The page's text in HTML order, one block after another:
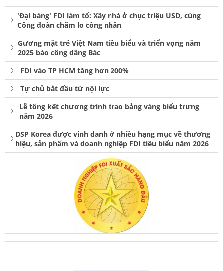
'Đại bàng' FDI làm tổ: Xây nhà ở chục triệu USD, cùng
Công đoàn chăm lo công nhân
Gương mặt trẻ Việt Nam tiêu biểu và triển vọng năm
2025 báo công dâng Bác
FDI vào TP HCM tăng hơn 200%
Tự chủ bắt đầu từ nội lực
Lễ tổng kết chương trình trao bảng vàng biểu trưng
năm 2026
DSP Korea được vinh danh ở nhiều hạng mục về thương
hiệu, sản phẩm và doanh nghiệp FDI tiêu biểu năm 2026